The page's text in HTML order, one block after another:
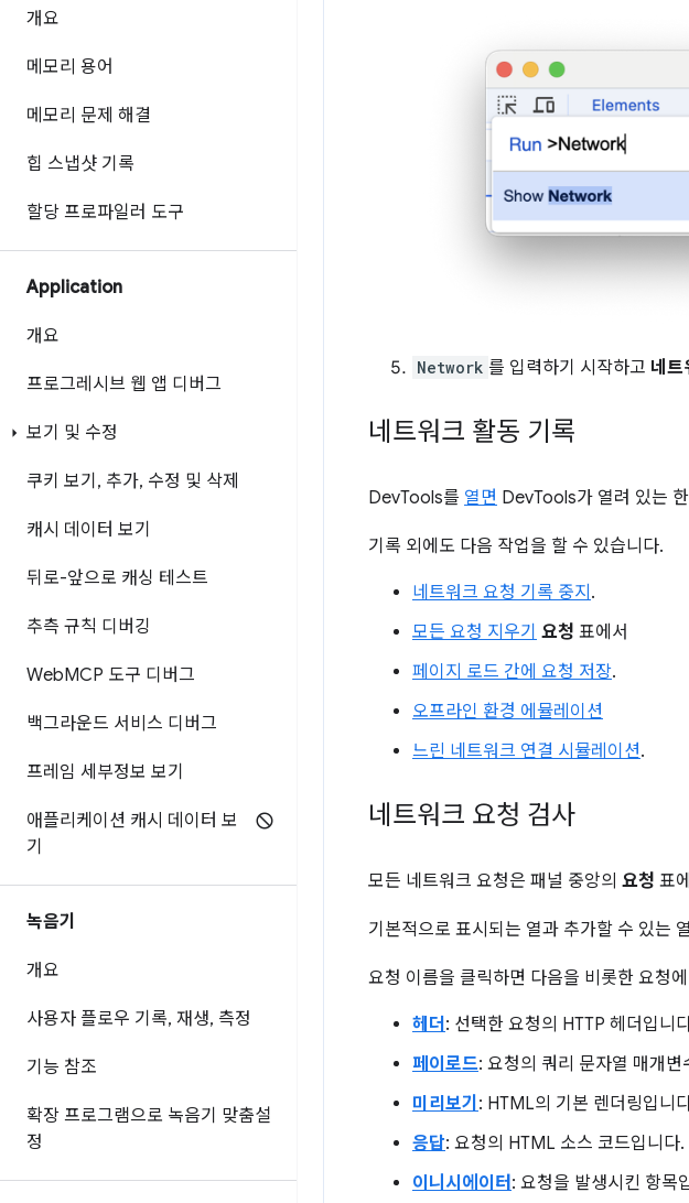
개요
메모리 용어
메모리 문제 해결
힙 스냅샷 기록
할당 프로파일러 도구
Application
개요
프로그레시브 웹 앱 디버그
보기 및 수정
쿠키 보기 , 추가, 수정 및 삭제
캐시 데이터 보기
뒤로-앞으로 캐싱 테스트
추측 규칙 디버깅
WebMCP 도구 디버그
백그라운드 서비스 디버그
프레임 세부정보 보기
애플리케이션 캐시 데이터 보
기
녹음기
개요
사용자 플로우 기록, 재생, 측정
기능 참조
확장 프로그램으로 녹음기 맞춤설
정
Network 를 입력하기 시작하고 네트
네트워크 활동 기록
DevTools를 열면 DevTools가 열려 있는
기록 외에도 다음 작업을 할 수 있습니다.
네트워크 요청 기록 중지 .
모든 요청 지우기 요청 표에서
페이지 로드 간에 요청 저장.
오프라인 환경 에뮬레이션
느린 네트워크 연결 시뮬레이션.
네트워크 요청 검사
모든 네트워크 요청은 패널 중앙의 요청 표
기본적으로 표시되는 열과 추가할 수 있는
요청 이름을 클릭하면 다음을 비롯한 요청
헤더 : 선택한 요청의 HTTP 헤더입니
페이로드: 요청의 쿼리 문자열 매개
미리보기 : HTML의 기본 렌더링입니
응답: 요청의 HTML 소스 코드입니다.
이니시에이터 : 요청을 발생시킨 항목